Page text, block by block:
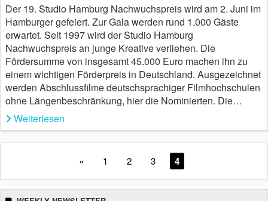
Der 19. Studio Hamburg Nachwuchspreis wird am 2. Juni im
Hamburger gefeiert. Zur Gala werden rund 1.000 Gäste
erwartet. Seit 1997 wird der Studio Hamburg
Nachwuchspreis an junge Kreative verliehen. Die
Fördersumme von insgesamt 45.000 Euro machen ihn zu
einem wichtigen Förderpreis in Deutschland. Ausgezeichnet
werden Abschlussfilme deutschsprachiger Filmhochschulen
ohne Längenbeschränkung, hier die Nominierten. Die…
Weiterlesen
« 1 2 3 4